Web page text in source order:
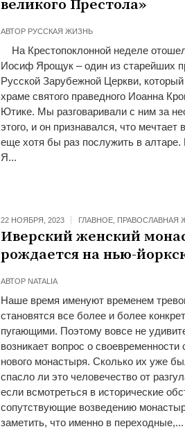
великого Престола»
АВТОР РУССКАЯ ЖИЗНЬ
На Крестопоклонной неделе
Иосиф Ярощук – один из старейших
Русской Зарубежной Церкви,
храме святого праведного Иоанна
Ютике. Мы разговаривали с ним за
этого, и он признавался, что мечтает
еще хотя бы раз послужить в алтаре.
Я...
22 НОЯБРЯ, 2023 ГЛАВНОЕ, ПРАВОСЛАВНАЯ
Иверский женский
рождается на нью-
АВТОР NATALIA
Наше время именуют временем
становятся все более и более
пугающими. Поэтому вовсе не
возникает вопрос о своевременности
нового монастыря. Сколько их уже
спасло ли это человечество от
если всмотреться в исторические
сопутствующие возведению
заметить, что именно в переходные,...